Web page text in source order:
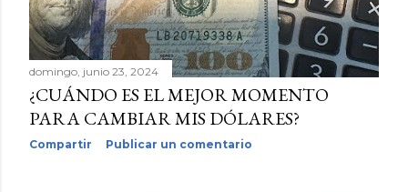
domingo, junio 23, 2024
¿CUÁNDO ES EL MEJOR MOMENTO
PARA CAMBIAR MIS DÓLARES?
Compartir Publicar un comentario